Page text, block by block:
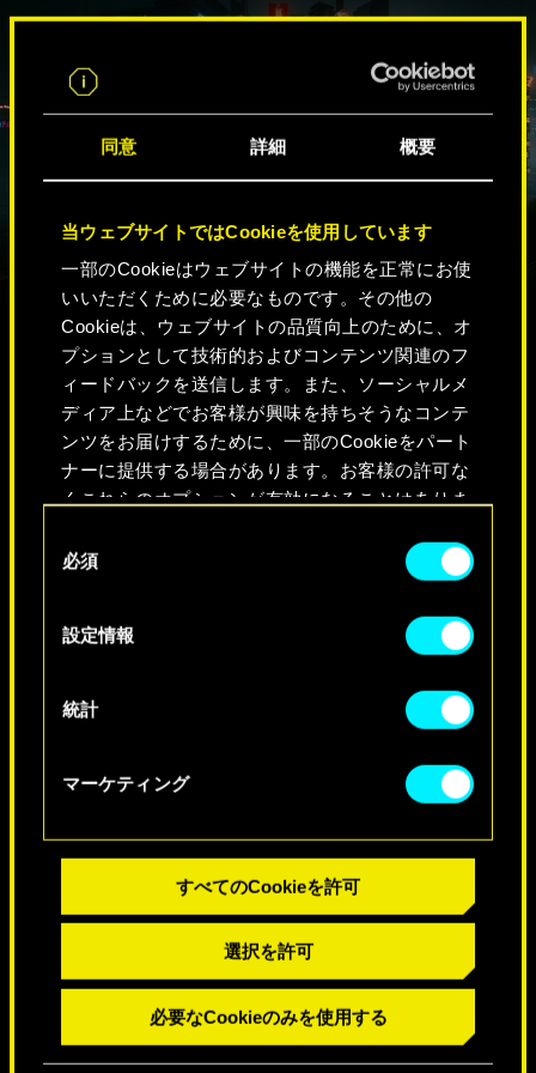
同意 詳細 概要
当ウェブサイトではCookieを使用しています
一部のCookieはウェブサイトの機能を正常にお使
いいただくために必要なものです。その他の
Cookieは、ウェブサイトの品質向上のために、オ
プションとして技術的およびコンテンツ関連のフ
ィードバックを送信します。また、ソーシャルメ
ディア上などでお客様が興味を持ちそうなコンテ
ンツをお届けするために、一部のCookieをパート
ナーに提供する場合があります。お客様の許可な
くこれらのオプションが有効になることはありま
Cookieの使用およびパフォーマンスの変更点に関
する詳細は、下記の「設定」メニューでご確認く
ださい。
必須
設定情報
統計
マーケティング
すべてのCookieを許可
選択を許可
必要なCookieのみを使用する
ナイトシティで
あなたの究極の
チューマ（親
友）になるのは